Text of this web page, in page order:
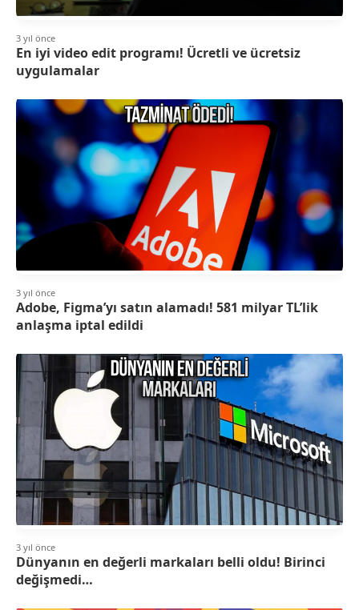
3 yıl önce
En iyi video edit programı! Ücretli ve ücretsiz
uygulamalar
3 yıl önce
Adobe, Figma’yı satın alamadı! 581 milyar TL’lik
anlaşma iptal edildi
3 yıl önce
Dünyanın en değerli markaları belli oldu! Birinci
değişmedi…